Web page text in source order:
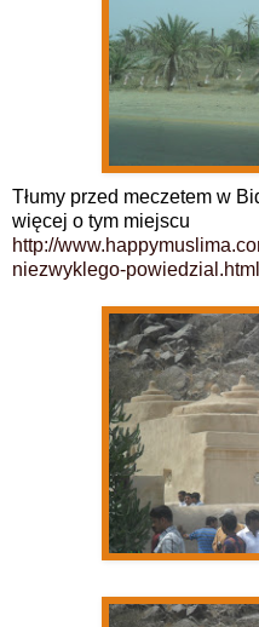
Tłumy przed meczetem w
więcej o tym miejscu
http://
niezwyklego-powiedzial.html